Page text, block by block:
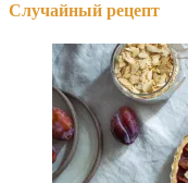
Случайный рецепт